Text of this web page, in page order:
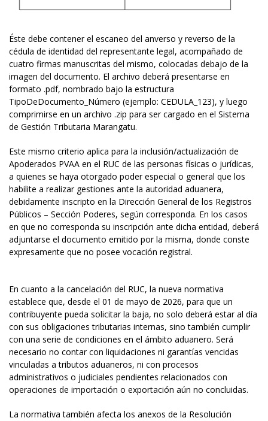
Éste debe contener el escaneo del anverso y reverso de la
cédula de identidad del representante legal, acompañado de
cuatro firmas manuscritas del mismo, colocadas debajo de la
imagen del documento. El archivo deberá presentarse en
formato .pdf, nombrado bajo la estructura
TipoDeDocumento_Número (ejemplo: CEDULA_123), y luego
comprimirse en un archivo .zip para ser cargado en el Sistema
de Gestión Tributaria Marangatu.
Este mismo criterio aplica para la inclusión/actualización de
Apoderados PVAA en el RUC de las personas físicas o jurídicas,
a quienes se haya otorgado poder especial o general que los
habilite a realizar gestiones ante la autoridad aduanera,
debidamente inscripto en la Dirección General de los Registros
Públicos – Sección Poderes, según corresponda. En los casos
en que no corresponda su inscripción ante dicha entidad, deberá
adjuntarse el documento emitido por la misma, donde conste
expresamente que no posee vocación registral.
En cuanto a la cancelación del RUC, la nueva normativa
establece que, desde el 01 de mayo de 2026, para que un
contribuyente pueda solicitar la baja, no solo deberá estar al día
con sus obligaciones tributarias internas, sino también cumplir
con una serie de condiciones en el ámbito aduanero. Será
necesario no contar con liquidaciones ni garantías vencidas
vinculadas a tributos aduaneros, ni con procesos
administrativos o judiciales pendientes relacionados con
operaciones de importación o exportación aún no concluidas.
La normativa también afecta los anexos de la Resolución